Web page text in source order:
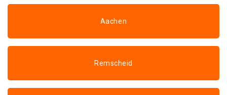
Aachen
Remscheid